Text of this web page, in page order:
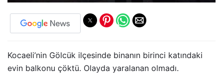
Kocaeli’nin Gölcük ilçesinde binanın birinci katındaki
evin balkonu çöktü. Olayda yaralanan olmadı.